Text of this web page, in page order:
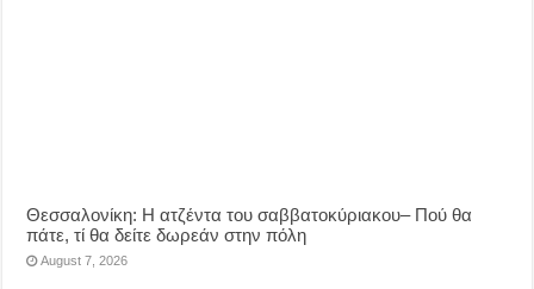
Θεσσαλονίκη: Η ατζέντα του σαββατοκύριακου– Πού θα
πάτε, τί θα δείτε δωρεάν στην πόλη
August 7, 2026